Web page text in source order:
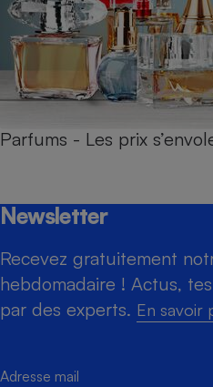
Parfums - Les prix
Newsletter
Recevez gratuitement
hebdomadaire ! Actus,
par des experts. En savoir
Adresse mail